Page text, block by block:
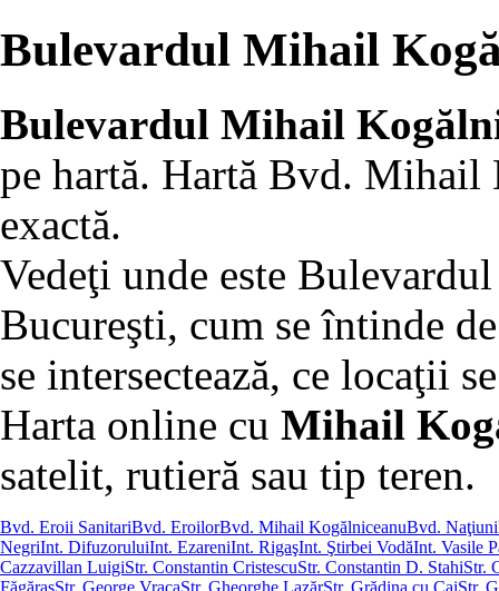
Bulevardul Mihail
Bulevardul Mihail
pe hartă. Hartă Bvd. Mihail
exactă.
Vedeţi unde este
Bucureşti, cum se întinde
se intersectează, ce locaţii
Harta online cu Mihail
satelit, rutieră sau tip teren.
Bvd. Eroii SanitariBvd. EroilorBvd. Mihail KogălniceanuBvd.
NegriInt. DifuzoruluiInt. EzareniInt. RigaşInt. Ştirbei VodăInt. Vasile
Cazzavillan LuigiStr. Constantin CristescuStr. Constantin D. StahiStr.
FăgăraşStr. George VracaStr. Gheorghe LazărStr. Grădina cu CaiStr.